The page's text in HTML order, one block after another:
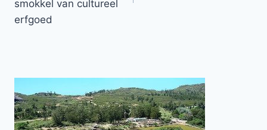
smokkel van cultureel
erfgoed